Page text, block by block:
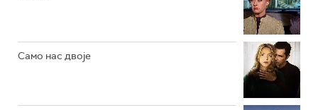
Само нас двоје